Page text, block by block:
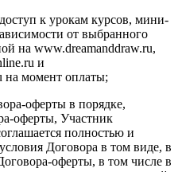
к урокам курсов, мини-
от выбранного
на www.dreamanddraw.ru,
и
на момент оплаты;
оферты в порядке,
оферты, Участник
полностью и
Договора в том виде, в
оферты, в том числе в